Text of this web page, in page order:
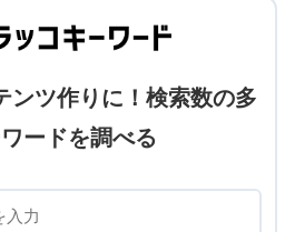
ンツ作りに！検索数の多
ードを調べる